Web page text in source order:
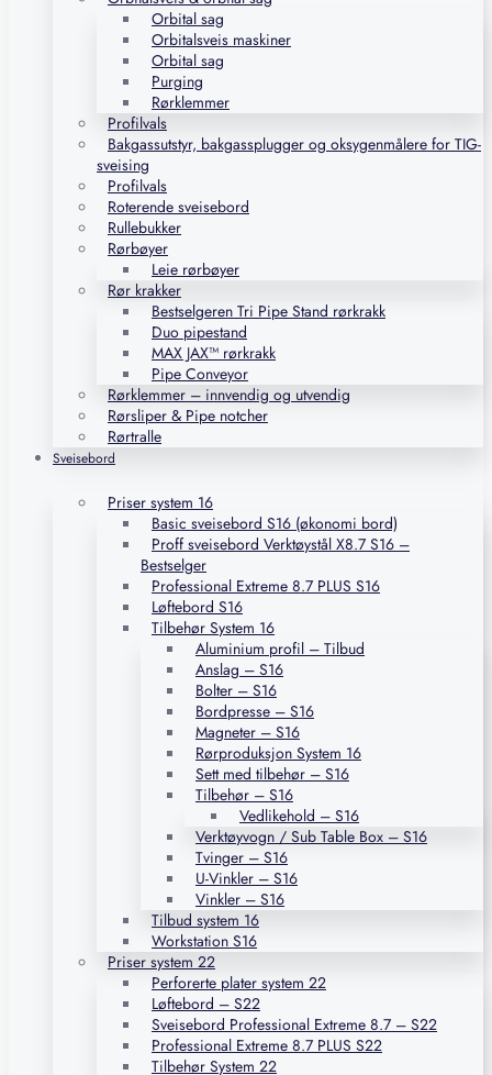
Orbital sag
Orbitalsveis maskiner
Orbital sag
Purging
Rørklemmer
Profilvals
Bakgassutstyr, bakgassplugger og oksygenmålere for TIG-
sveising
Profilvals
Roterende sveisebord
Rullebukker
Rørbøyer
Leie rørbøyer
Rør krakker
Bestselgeren Tri Pipe Stand rørkrakk
Duo pipestand
MAX JAX™ rørkrakk
Pipe Conveyor
Rørklemmer – innvendig og utvendig
Rørsliper & Pipe notcher
Rørtralle
Sveisebord
Priser system 16
Basic sveisebord S16 (økonomi bord)
Proff sveisebord Verktøystål X8.7 S16 –
Bestselger
Professional Extreme 8.7 PLUS S16
Løftebord S16
Tilbehør System 16
Aluminium profil – Tilbud
Anslag – S16
Bolter – S16
Bordpresse – S16
Magneter – S16
Rørproduksjon System 16
Sett med tilbehør – S16
Tilbehør – S16
Vedlikehold – S16
Verktøyvogn / Sub Table Box – S16
Tvinger – S16
U-Vinkler – S16
Vinkler – S16
Tilbud system 16
Workstation S16
Priser system 22
Perforerte plater system 22
Løftebord – S22
Sveisebord Professional Extreme 8.7 – S22
Professional Extreme 8.7 PLUS S22
Tilbehør System 22